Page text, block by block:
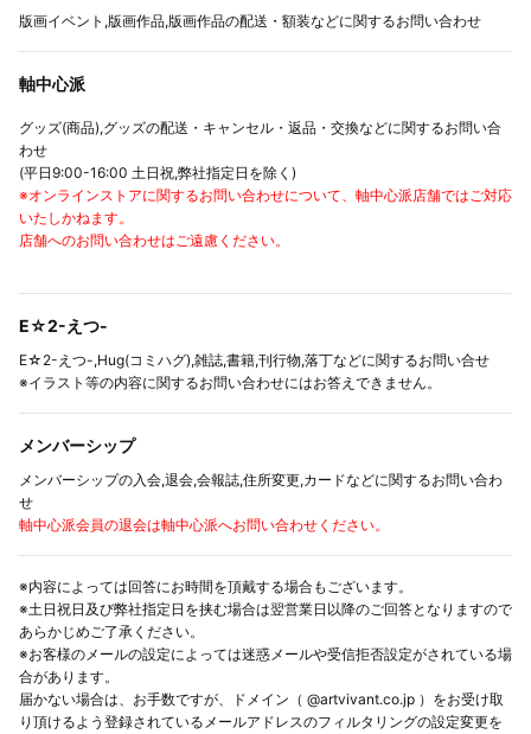
版画イベント,版画作品,版画作品の配送・額装などに関するお問い合わせ
軸中心派
グッズ(商品),グッズの配送・キャンセル・返品・交換などに関するお問い合
わせ
(平日9:00-16:00 土日祝,弊社指定日を除く)
※オンラインストアに関するお問い合わせについて、軸中心派店舗ではご対応
いたしかねます。
店舗へのお問い合わせはご遠慮ください。
E☆2-えつ-
E☆2-えつ-,Hug(コミハグ),雑誌,書籍,刊行物,落丁などに関するお問い合せ
※イラスト等の内容に関するお問い合わせにはお答えできません。
メンバーシップ
メンバーシップの入会,退会,会報誌,住所変更,カードなどに関するお問い合わ
せ
軸中心派会員の退会は軸中心派へお問い合わせください。
※内容によっては回答にお時間を頂戴する場合もございます。
※土日祝日及び弊社指定日を挟む場合は翌営業日以降のご回答となりますので
あらかじめご了承ください。
※お客様のメールの設定によっては迷惑メールや受信拒否設定がされている場
合があります。
届かない場合は、お手数ですが、ドメイン（ @artvivant.co.jp ）をお受け取
り頂けるよう登録されているメールアドレスのフィルタリングの設定変更を